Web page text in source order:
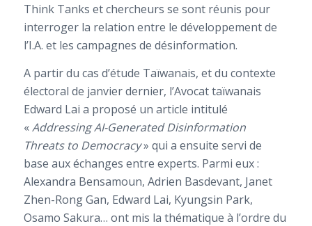
Think Tanks et chercheurs se sont réunis pour
interroger la relation entre le développement de
l’I.A. et les campagnes de désinformation.
A partir du cas d’étude Taïwanais, et du contexte
électoral de janvier dernier, l’Avocat taïwanais
Edward Lai a proposé un article intitulé
«Addressing AI-Generated Disinformation
Threats to Democracy» qui a ensuite servi de
base aux échanges entre experts. Parmi eux :
Alexandra Bensamoun, Adrien Basdevant, Janet
Zhen-Rong Gan, Edward Lai, Kyungsin Park,
Osamo Sakura… ont mis la thématique à l’ordre du